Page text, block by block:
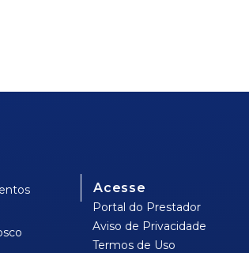
Acesse
Portal do Prestador
Aviso de Privacidade
Termos de Uso